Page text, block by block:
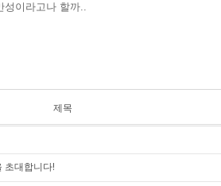
성이라고나 할까..
제목
대합니다!